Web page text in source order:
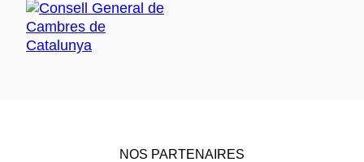
NOS PARTENAIRES